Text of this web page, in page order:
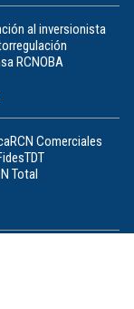
al inversionista
RCNOBA
RCN Comerciales
TDT
Total